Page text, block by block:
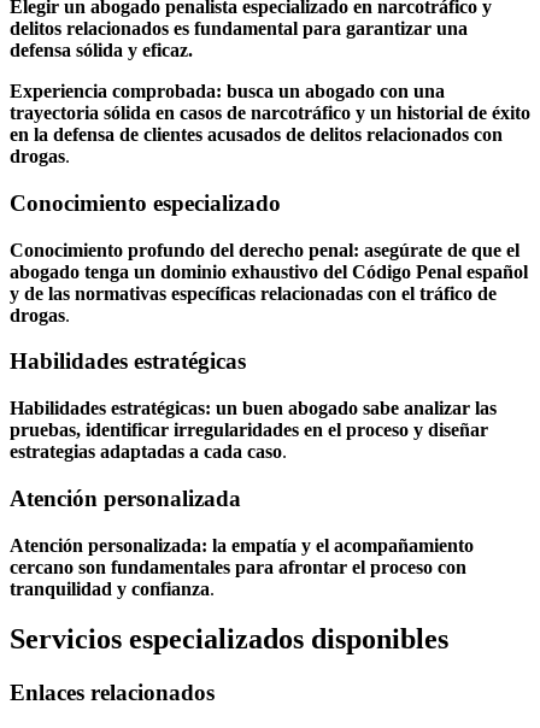
Elegir un abogado penalista especializado en narcotráfico y
delitos relacionados es fundamental para garantizar una
defensa sólida y eficaz.
Experiencia comprobada: busca un abogado con una
trayectoria sólida en casos de narcotráfico y un historial de éxito
en la defensa de clientes acusados de delitos relacionados con
drogas.
Conocimiento especializado
Conocimiento profundo del derecho penal: asegúrate de que el
abogado tenga un dominio exhaustivo del Código Penal español
y de las normativas específicas relacionadas con el tráfico de
drogas.
Habilidades estratégicas
Habilidades estratégicas: un buen abogado sabe analizar las
pruebas, identificar irregularidades en el proceso y diseñar
estrategias adaptadas a cada caso.
Atención personalizada
Atención personalizada: la empatía y el acompañamiento
cercano son fundamentales para afrontar el proceso con
tranquilidad y confianza.
Servicios especializados disponibles
Enlaces relacionados